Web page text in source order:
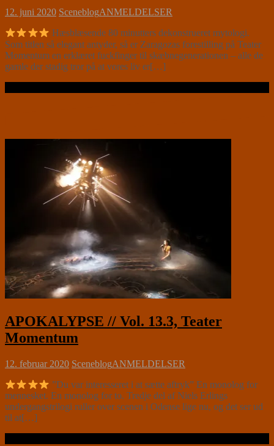
12. juni 2020 SceneblogANMELDELSER
Hæsblæsende 80 minutters dekonstrueret mytologi.
Som titlen så elegant antyder, så er Zaragozas forestilling på Teater
Momentum en erklæret fuckfinger til skæbnegenerationen – alle de
gamle der stadig tror på at vores liv er[…]
APOKALYPSE // Vol. 13.3, Teater
Momentum
12. februar 2020 SceneblogANMELDELSER
”Du var interesseret i at sætte aftryk” En monolog for
mennesket. En monolog for to. Tredje del af Niels Erlings
undergangstrilogi ruller over scenen i Odense lige nu, og det ser ud
til at[…]